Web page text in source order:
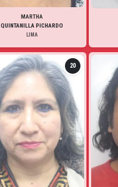
MARTHA
QUINTANILLA PICHARDO
LIMA
20